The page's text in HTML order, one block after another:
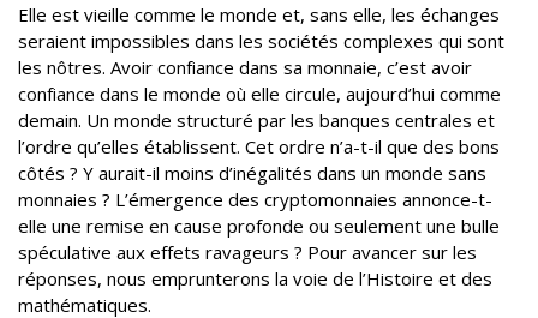
Elle est vieille comme le monde et, sans elle, les échanges
seraient impossibles dans les sociétés complexes qui sont
les nôtres. Avoir confiance dans sa monnaie, c’est avoir
confiance dans le monde où elle circule, aujourd’hui comme
demain. Un monde structuré par les banques centrales et
l’ordre qu’elles établissent. Cet ordre n’a-t-il que des bons
côtés ? Y aurait-il moins d’inégalités dans un monde sans
monnaies ? L’émergence des cryptomonnaies annonce-t-
elle une remise en cause profonde ou seulement une bulle
spéculative aux effets ravageurs ? Pour avancer sur les
réponses, nous emprunterons la voie de l’Histoire et des
mathématiques.